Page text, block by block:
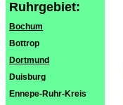
Ruhrgebiet:
Bochum
Bottrop
Dortmund
Duisburg
Ennepe-Ruhr-Kreis